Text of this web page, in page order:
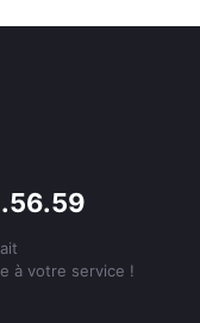
à votre service !